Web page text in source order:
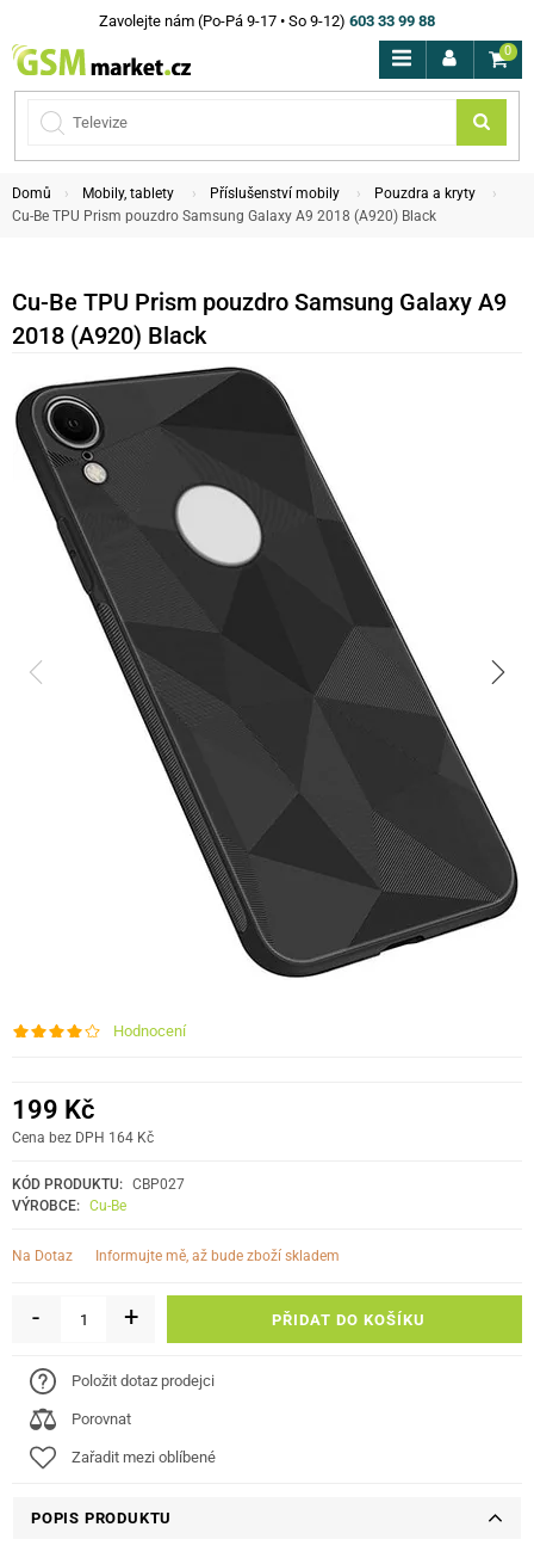
Zavolejte nám (Po-Pá 9-17 • So 9-12) 603 33 99 88
0
Domů Mobily, tablety Příslušenství mobily
Pouzdra a kryty
Cu-Be TPU Prism pouzdro Samsung Galaxy A9 2018 (A920) Black
Cu-Be TPU Prism pouzdro Samsung Galaxy A9
2018 (A920) Black
Hodnocení
199 Kč
Cena bez DPH 164 Kč
KÓD PRODUKTU: CBP027
VÝROBCE: Cu-Be
Na Dotaz informujte mě, až bude zboží skladem
- + PŘIDAT DO KOŠÍKU
Položit dotaz prodejci
Porovnat
Zařadit mezi oblíbené
POPIS PRODUKTU